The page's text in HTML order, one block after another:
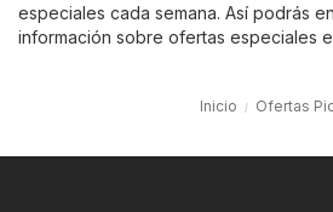
especiales cada semana. Así podrás
información sobre ofertas especiales
Inicio Ofertas